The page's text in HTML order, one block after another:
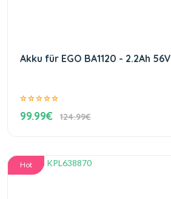
Akku für EGO BA1120 - 2.2Ah 56V
99.99€ 124.99€
Hot